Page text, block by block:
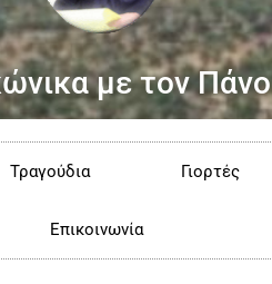
με τον Πάνο
Τραγούδια Γιορτές
Επικοινωνία